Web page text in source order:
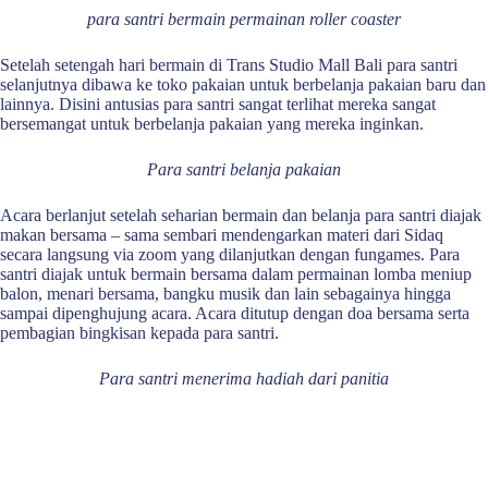
para santri bermain permainan roller coaster
Setelah setengah hari bermain di Trans Studio Mall Bali para santri
selanjutnya dibawa ke toko pakaian untuk berbelanja pakaian baru dan
lainnya. Disini antusias para santri sangat terlihat mereka sangat
bersemangat untuk berbelanja pakaian yang mereka inginkan.
Para santri belanja pakaian
Acara berlanjut setelah seharian bermain dan belanja para santri diajak
makan bersama – sama sembari mendengarkan materi dari Sidaq
secara langsung via zoom yang dilanjutkan dengan fungames. Para
santri diajak untuk bermain bersama dalam permainan lomba meniup
balon, menari bersama, bangku musik dan lain sebagainya hingga
sampai dipenghujung acara. Acara ditutup dengan doa bersama serta
pembagian bingkisan kepada para santri.
Para santri menerima hadiah dari panitia